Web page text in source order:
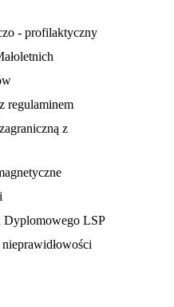
- profilaktyczny
regulaminem
z
Dyplomowego LSP